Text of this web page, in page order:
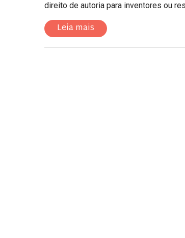
direito de autoria para inventores ou
Leia mais